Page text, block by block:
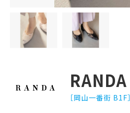
RANDA
［岡山一番街 B1F］